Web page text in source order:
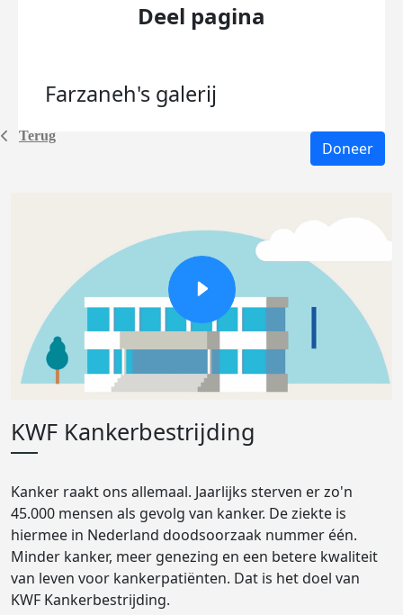
Terug
Deel pagina
Farzaneh's galerij
Doneer
KWF Kankerbestrijding
Kanker raakt ons allemaal. Jaarlijks sterven er zo'n
45.000 mensen als gevolg van kanker. De ziekte is
hiermee in Nederland doodsoorzaak nummer één.
Minder kanker, meer genezing en een betere kwaliteit
van leven voor kankerpatiënten. Dat is het doel van
KWF Kankerbestrijding.